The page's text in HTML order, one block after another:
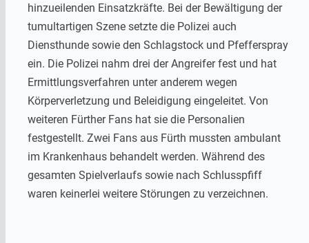
hinzueilenden Einsatzkräfte. Bei der Bewältigung der
tumultartigen Szene setzte die Polizei auch
Diensthunde sowie den Schlagstock und Pfefferspray
ein. Die Polizei nahm drei der Angreifer fest und hat
Ermittlungsverfahren unter anderem wegen
Körperverletzung und Beleidigung eingeleitet. Von
weiteren Fürther Fans hat sie die Personalien
festgestellt. Zwei Fans aus Fürth mussten ambulant
im Krankenhaus behandelt werden. Während des
gesamten Spielverlaufs sowie nach Schlusspfiff
waren keinerlei weitere Störungen zu verzeichnen.